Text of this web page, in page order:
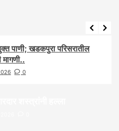
पाणी; खडकपुरा परिसरातील
मागणी..
0